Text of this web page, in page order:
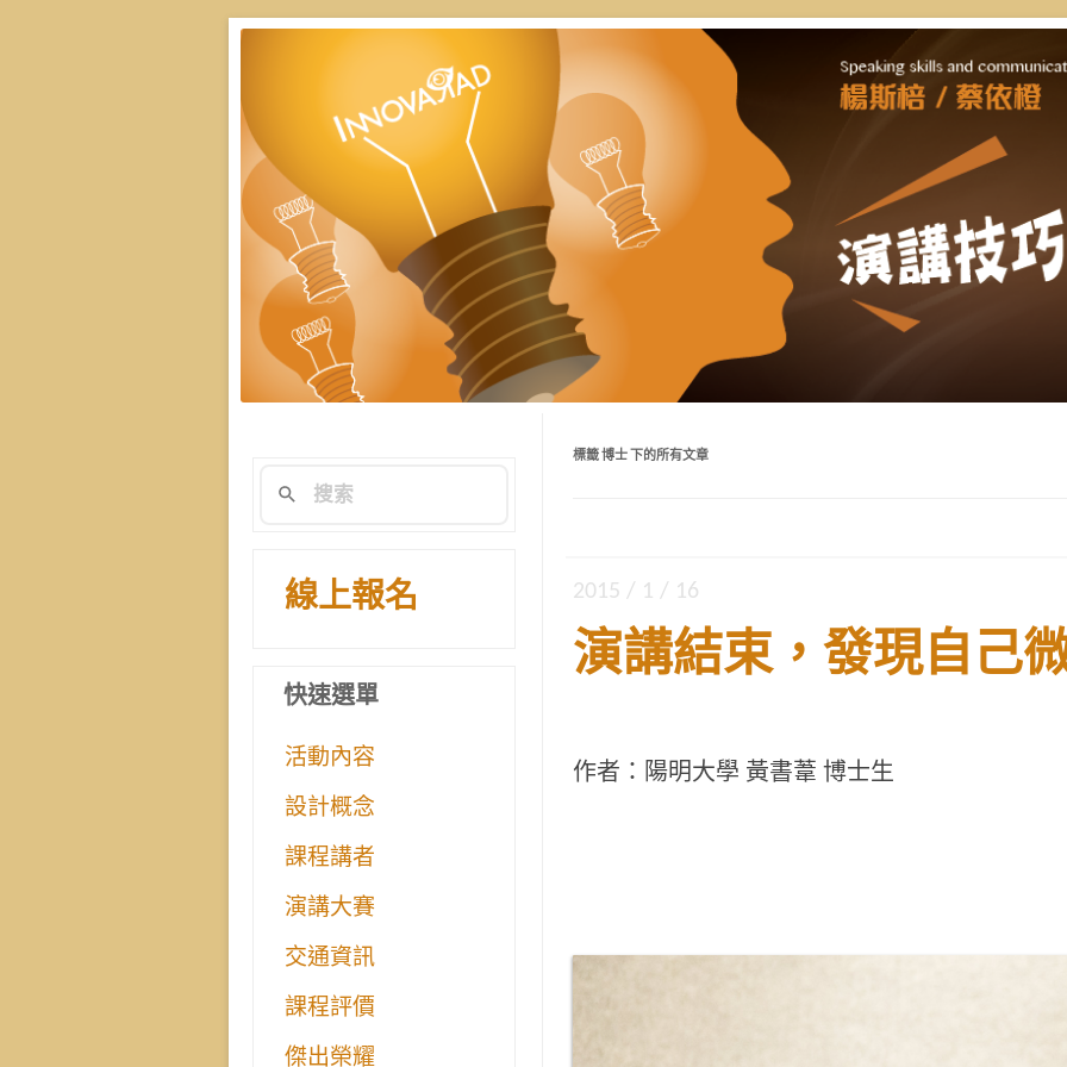
演講技巧與溝通工作坊 | 新思惟國際
楊斯棓與蔡依橙親自講授，理念型與專業型演講的規劃
在與群眾互動前做好準備。
標籤博士 下的所有文章
2015 / 1 / 16
演講結束，發現自己
作者：陽明大學 黃書葦 博士生
線上報名
快速選單
活動內容
設計概念
課程講者
演講大賽
交通資訊
課程評價
傑出榮耀